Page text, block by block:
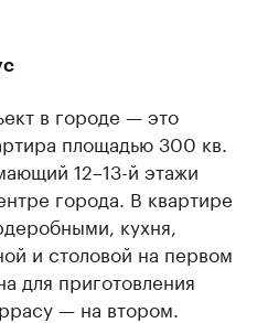
в городе — это
площадью 300 кв.
12–13-й этажи
города. В квартире
кухня,
и столовой на первом
для приготовления
— на втором.